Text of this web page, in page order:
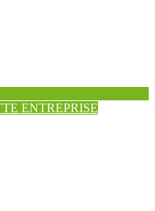
ENTREPRISE